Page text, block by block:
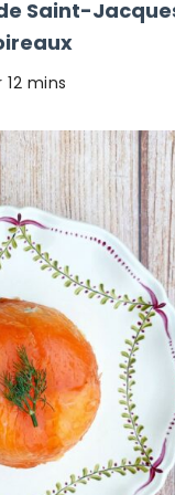
Saint-
12 mins